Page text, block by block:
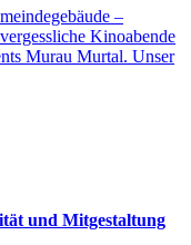
–
Kinoabende
Murau Murtal. Unser
und Mitgestaltung